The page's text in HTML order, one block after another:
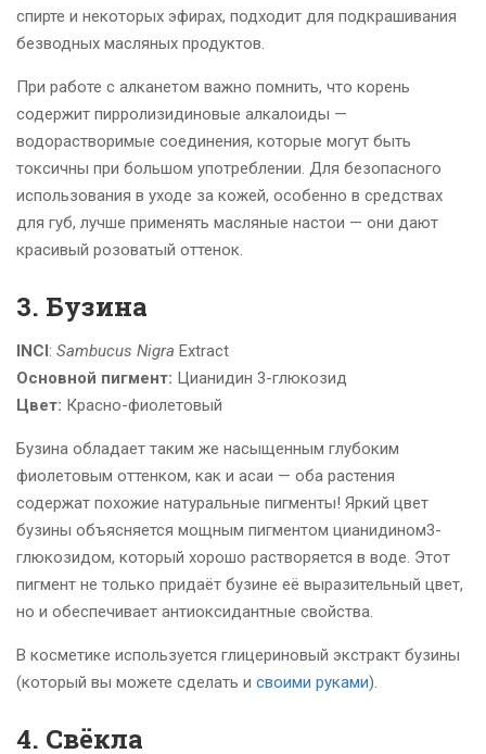
спирте и некоторых эфирах, подходит для подкрашивания
безводных масляных продуктов.
При работе с алканетом важно помнить, что корень
содержит пирролизидиновые алкалоиды —
водорастворимые соединения, которые могут быть
токсичны при большом употреблении. Для безопасного
использования в уходе за кожей, особенно в средствах
для губ, лучше применять масляные настои — они дают
красивый розоватый оттенок.
3. Бузина
INCI: Sambucus Nigra Extract
Основной пигмент: Цианидин 3-глюкозид
Цвет: Красно-фиолетовый
Бузина обладает таким же насыщенным глубоким
фиолетовым оттенком, как и асаи — оба растения
содержат похожие натуральные пигменты! Яркий цвет
бузины объясняется мощным пигментом цианидином3-
глюкозидом, который хорошо растворяется в воде. Этот
пигмент не только придаёт бузине её выразительный цвет,
но и обеспечивает антиоксидантные свойства.
В косметике используется глицериновый экстракт бузины
(который вы можете сделать и своими руками).
4. Свёкла